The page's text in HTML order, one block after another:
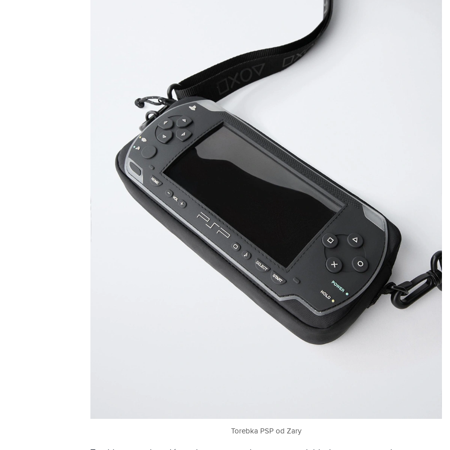
Torebka PSP od Zary